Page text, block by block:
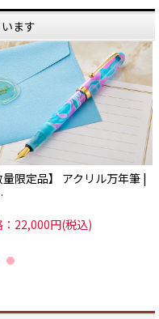
や性別問わず、
ントとしても喜ばれる逸品で
らの手作り製法で
出される筆記具には、
な想いやこだわりが
られているのでしょうか。
製作所は、2010年に設立して
で13年目を迎えます。
当時、大西さんはなんと68歳！
年齢から一念発起して
を立ち上げるというのは、
なか大変そうですが…。
で業界に入って、
てきたからね～。
ためですよ（笑）」
さんはたいしたことないように
てくれましたが、
に好きじゃないと
ます
量限定品】 アクリル万年筆 |
：22,000円(税込)